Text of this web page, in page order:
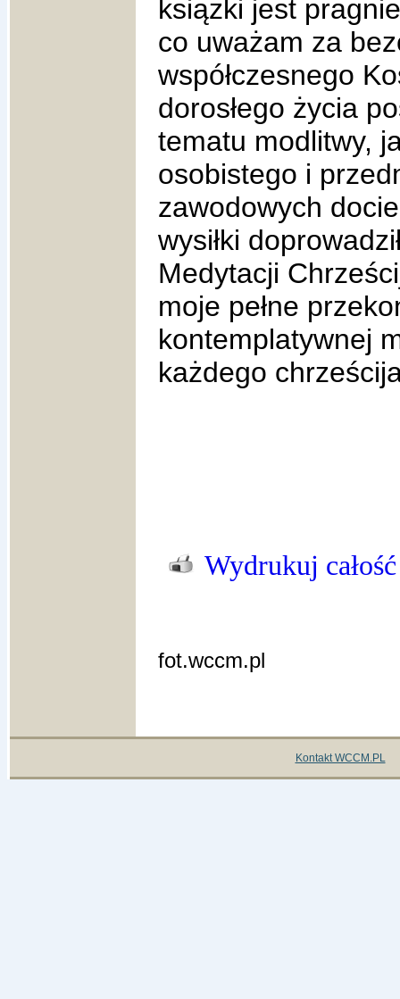
ksiązki jest
co uważam za
współczesnego
dorosłego życia
tematu modlitwy,
osobistego i
zawodowych
wysiłki
Medytacji
moje pełne
kontemplatywnej
każdego
Wydrukuj całość
fot.wccm.pl
Kontakt WCCM.PL